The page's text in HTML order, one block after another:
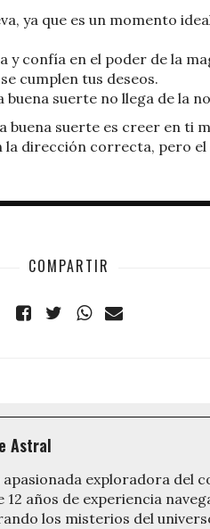
ya que es un momento
y confía en el poder de la
cumplen tus deseos.
suerte no llega de la
buena suerte es creer en ti
la dirección correcta, pero
COMPARTIR
Astral
apasionada exploradora del
12 años de experiencia
los misterios del